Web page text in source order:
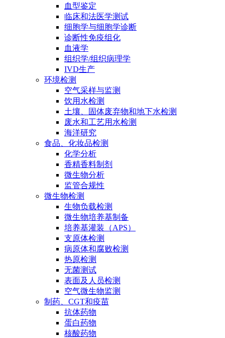
血型鉴定
临床和法医学测试
细胞学与细胞学诊断
诊断性免疫组化
血液学
组织学/组织病理学
IVD生产
环境检测
空气采样与监测
饮用水检测
土壤、固体废弃物和地下水检测
废水和工艺用水检测
海洋研究
食品、化妆品检测
化学分析
香精香料制剂
微生物分析
监管合规性
微生物检测
生物负载检测
微生物培养基制备
培养基灌装（APS）
支原体检测
病原体和腐败检测
热原检测
无菌测试
表面及人员检测
空气微生物监测
制药、CGT和疫苗
抗体药物
蛋白药物
核酸药物